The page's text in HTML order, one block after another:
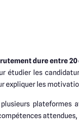
dure entre 20
étudier les
expliquer les
plateformes